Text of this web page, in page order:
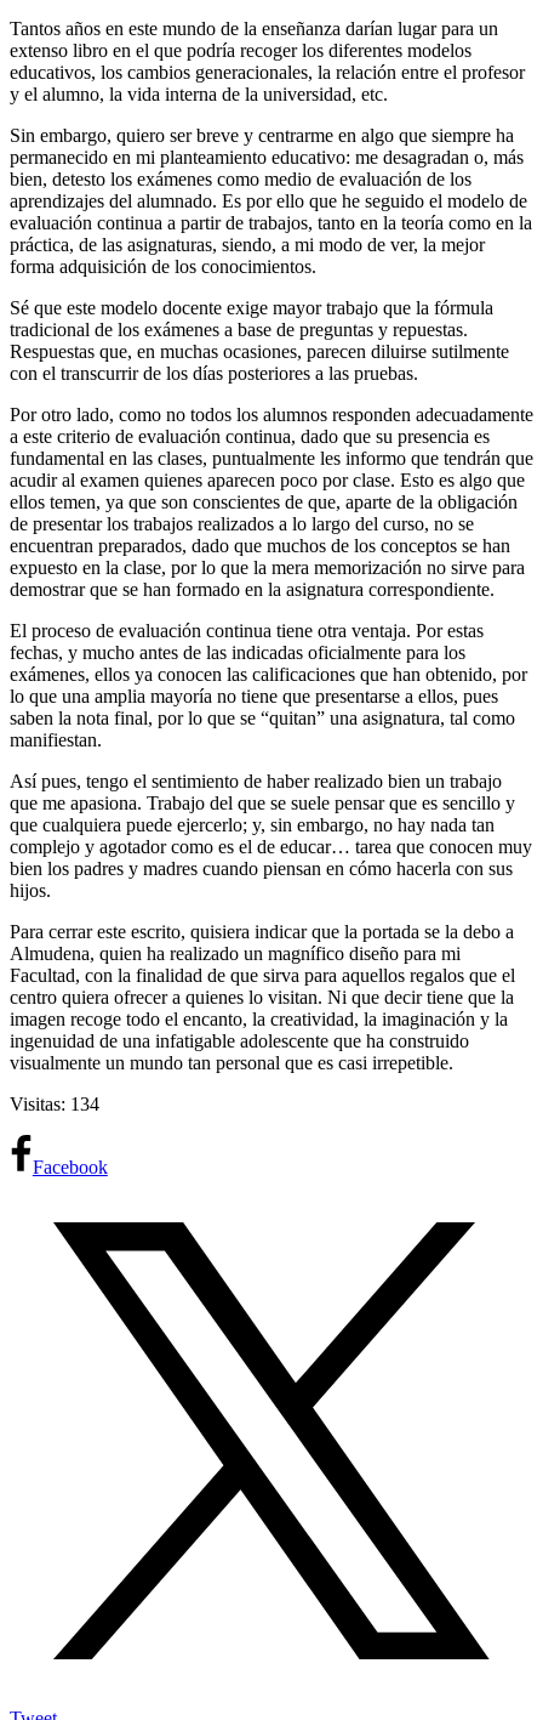
Tantos años en este mundo de la enseñanza darían lugar para un
extenso libro en el que podría recoger los diferentes modelos
educativos, los cambios generacionales, la relación entre el profesor
y el alumno, la vida interna de la universidad, etc.
Sin embargo, quiero ser breve y centrarme en algo que siempre ha
permanecido en mi planteamiento educativo: me desagradan o, más
bien, detesto los exámenes como medio de evaluación de los
aprendizajes del alumnado. Es por ello que he seguido el modelo de
evaluación continua a partir de trabajos, tanto en la teoría como en la
práctica, de las asignaturas, siendo, a mi modo de ver, la mejor
forma adquisición de los conocimientos.
Sé que este modelo docente exige mayor trabajo que la fórmula
tradicional de los exámenes a base de preguntas y repuestas.
Respuestas que, en muchas ocasiones, parecen diluirse sutilmente
con el transcurrir de los días posteriores a las pruebas.
Por otro lado, como no todos los alumnos responden adecuadamente
a este criterio de evaluación continua, dado que su presencia es
fundamental en las clases, puntualmente les informo que tendrán que
acudir al examen quienes aparecen poco por clase. Esto es algo que
ellos temen, ya que son conscientes de que, aparte de la obligación
de presentar los trabajos realizados a lo largo del curso, no se
encuentran preparados, dado que muchos de los conceptos se han
expuesto en la clase, por lo que la mera memorización no sirve para
demostrar que se han formado en la asignatura correspondiente.
El proceso de evaluación continua tiene otra ventaja. Por estas
fechas, y mucho antes de las indicadas oficialmente para los
exámenes, ellos ya conocen las calificaciones que han obtenido, por
lo que una amplia mayoría no tiene que presentarse a ellos, pues
saben la nota final, por lo que se “quitan” una asignatura, tal como
manifiestan.
Así pues, tengo el sentimiento de haber realizado bien un trabajo
que me apasiona. Trabajo del que se suele pensar que es sencillo y
que cualquiera puede ejercerlo; y, sin embargo, no hay nada tan
complejo y agotador como es el de educar… tarea que conocen muy
bien los padres y madres cuando piensan en cómo hacerla con sus
hijos.
Para cerrar este escrito, quisiera indicar que la portada se la debo a
Almudena, quien ha realizado un magnífico diseño para mi
Facultad, con la finalidad de que sirva para aquellos regalos que el
centro quiera ofrecer a quienes lo visitan. Ni que decir tiene que la
imagen recoge todo el encanto, la creatividad, la imaginación y la
ingenuidad de una infatigable adolescente que ha construido
visualmente un mundo tan personal que es casi irrepetible.
Visitas: 134
Facebook